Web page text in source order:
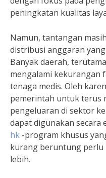
peningkatan kualitas
Namun, tantangan
distribusi anggaran
Banyak daerah,
mengalami kekurangan
tenaga medis. Oleh
pemerintah untuk terus
pengeluaran di sektor
dapat digunakan secara
hk -program khusus
kurang beruntung perlu
lebih.